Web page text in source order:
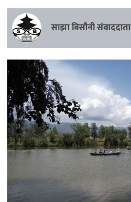
साझा बिसौनी संवाददाता